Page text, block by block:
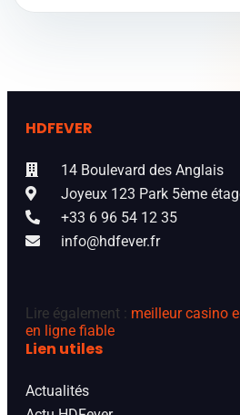
HDFEVER
14 Boulevard des Anglais
Joyeux 123 Park 5ème
+33 6 96 54 12 35
info@hdfever.fr
Lire également : meilleur casino
en ligne fiable
Lien utiles
Actualités